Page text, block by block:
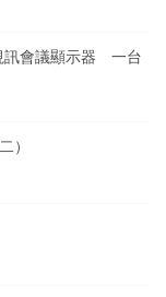
訊會議顯示器 一台
）